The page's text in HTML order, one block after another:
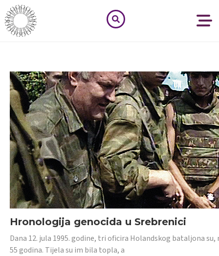
Hronologija genocida u Srebrenici
Dana 12. jula 1995. godine, tri oficira Holandskog bataljona
55 godina. Tijela su im bila topla, a